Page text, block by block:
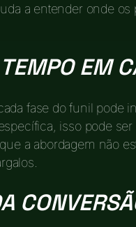
a entender onde
EM
fase do funil pode
isso pode
a abordagem não